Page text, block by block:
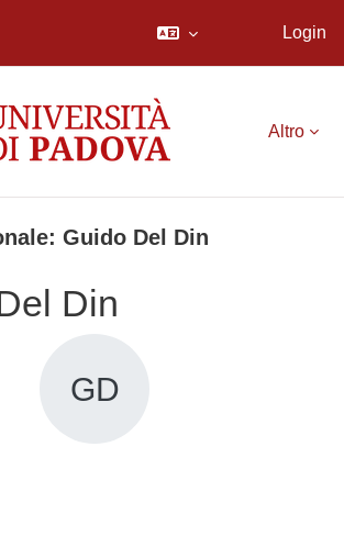
Login
Altro
Guido Del Din
Din
GD